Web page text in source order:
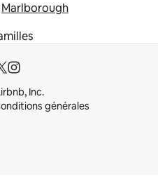
Marlborough
Inc.
générales